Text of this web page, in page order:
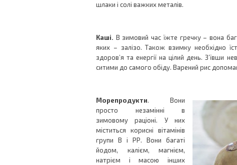
шлаки і солі важких металів.
Каші. В зимовий час їжте гречку – вона
яких – залізо. Також взимку необхідно
здоров’я та енергії на цілий день. З’ївши
ситими до самого обіду. Варений рис
Морепродукти. Вони
просто незамінні в
зимовому раціоні. У них
міститься корисні вітамінів
групи В і РР. Вони багаті
йодом, калієм, магнієм,
натрієм і масою інших